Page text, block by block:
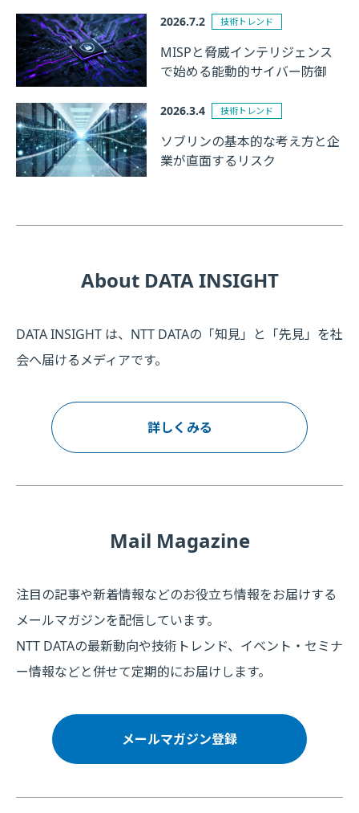
2026.7.2 技術トレンド
MISPと脅威インテリジェンス
で始める能動的サイバー防御
2026.3.4 技術トレンド
ソブリンの基本的な考え方と企
業が直面するリスク
About DATA INSIGHT
DATA INSIGHT は、NTT DATAの「知見」と「先見」を社
会へ届けるメディアです。
詳しくみる
Mail Magazine
注目の記事や新着情報などのお役立ち情報をお届けする
メールマガジンを配信しています。
NTT DATAの最新動向や技術トレンド、イベント・セミナ
ー情報などと併せて定期的にお届けします。
メールマガジン登録